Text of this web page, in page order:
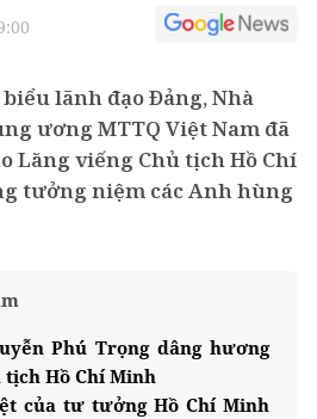
biểu lãnh đạo Đảng, Nhà
ương MTTQ Việt Nam đã
Lăng viếng Chủ tịch Hồ Chí
tưởng niệm các Anh hùng
Phú Trọng dâng hương
Hồ Chí Minh
của tư tưởng Hồ Chí Minh